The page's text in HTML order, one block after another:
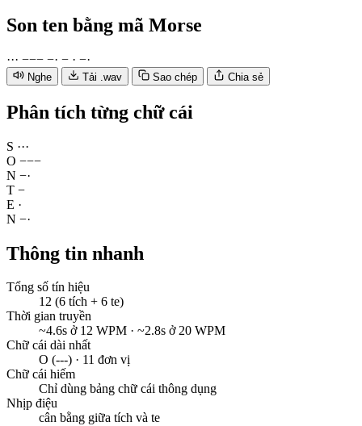
Son ten bằng mã Morse
··· −−− −· − · −·
Nghe Tải .wav Sao chép Chia sẻ
Phân tích từng chữ cái
S ···
O −−−
N −·
T −
E ·
N −·
Thông tin nhanh
Tổng số tín hiệu
12 (6 tích + 6 te)
Thời gian truyền
~4.6s ở 12 WPM · ~2.8s ở 20 WPM
Chữ cái dài nhất
O (---) · 11 đơn vị
Chữ cái hiếm
Chỉ dùng bảng chữ cái thông dụng
Nhịp điệu
cân bằng giữa tích và te